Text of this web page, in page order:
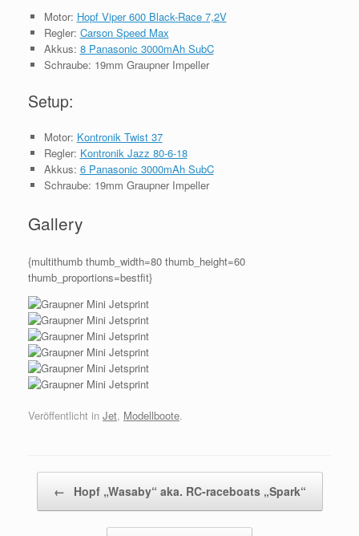
Motor: Hopf Viper 600 Black-Race 7,2V
Regler: Carson Speed Max
Akkus: 8 Panasonic 3000mAh SubC
Schraube: 19mm Graupner Impeller
Setup:
Motor: Kontronik Twist 37
Regler: Kontronik Jazz 80-6-18
Akkus: 6 Panasonic 3000mAh SubC
Schraube: 19mm Graupner Impeller
Gallery
{multithumb thumb_width=80 thumb_height=60
thumb_proportions=bestfit}
Veröffentlicht in Jet, Modellboote.
← Hopf „Wasaby“ aka. RC-raceboats „Spark“